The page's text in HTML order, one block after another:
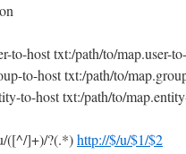
to-host txt:/path/to/map.user-
to-host txt:/path/to/
to-host txt:/path/to/
([^/]+)/?(.*)http://$/u/$1/$2